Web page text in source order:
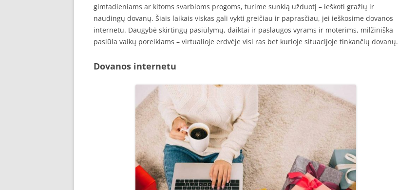
gimtadieniams ar kitoms svarbioms progoms, turime sunkią užduotį – ieškoti gražių ir
naudingų dovanų. Šiais laikais viskas gali vykti greičiau ir paprasčiau, jei ieškosime dovanos
internetu. Daugybė skirtingų pasiūlymų, daiktai ir paslaugos vyrams ir moterims, milžiniška
pasiūla vaikų poreikiams – virtualioje erdvėje visi ras bet kurioje situacijoje tinkančių dovanų.
Dovanos internetu